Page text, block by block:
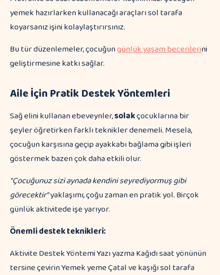
yemek hazırlarken kullanacağı araçları sol tarafa
koyarsanız işini kolaylaştırırsınız.
Bu tür düzenlemeler, çocuğungünlük yaşam becerilerini
geliştirmesine katkı sağlar.
Aile İçin Pratik Destek Yöntemleri
Sağ elini kullanan ebeveynler,solakçocuklarına bir
şeyler öğretirken farklı teknikler denemeli. Mesela,
çocuğun karşısına geçip ayakkabı bağlama gibi işleri
göstermek bazen çok daha etkili olur.
"Çocuğunuz sizi aynada kendini seyrediyormuş gibi
görecektir"yaklaşımı, çoğu zaman en pratik yol. Birçok
günlük aktivitede işe yarıyor.
Önemli destek teknikleri:
Aktivite Destek Yöntemi Yazı yazma Kağıdı saat yönünün
tersine çevirin Yemek yeme Çatal ve kaşığı sol tarafa